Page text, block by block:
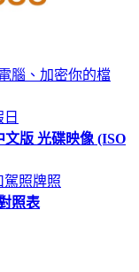
腦、加密你的檔
文版 光碟映像 (ISO
駕照牌照
照表